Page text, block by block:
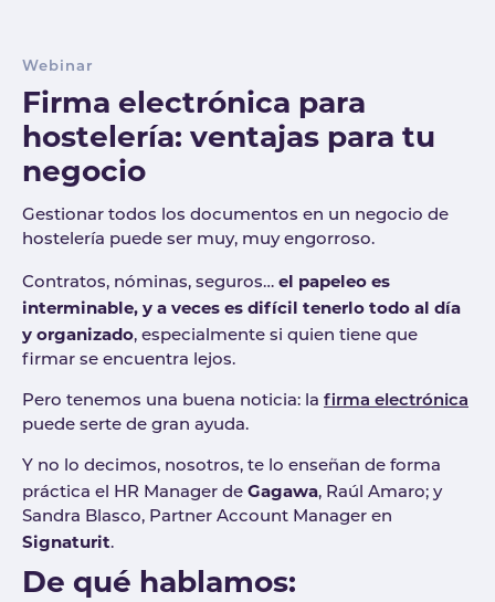
Webinar
Firma electrónica para
hostelería: ventajas para tu
negocio
Gestionar todos los documentos en un negocio de
hostelería puede ser muy, muy engorroso.
Contratos, nóminas, seguros… el papeleo es
interminable, y a veces es difícil tenerlo todo al día
y organizado, especialmente si quien tiene que
firmar se encuentra lejos.
Pero tenemos una buena noticia: la firma electrónica
puede serte de gran ayuda.
Y no lo decimos, nosotros, te lo enseñan de forma
práctica el HR Manager de Gagawa, Raúl Amaro; y
Sandra Blasco, Partner Account Manager en
Signaturit.
De qué hablamos: